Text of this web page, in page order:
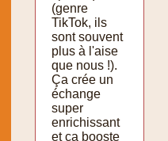
(genre
TikTok, ils
sont souvent
plus à l'aise
que nous !).
Ça crée un
échange
super
enrichissant
et ça booste